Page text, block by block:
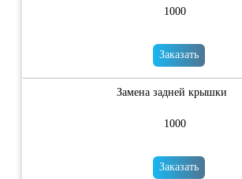
1000
Заказать
Замена задней крышки
1000
Заказать